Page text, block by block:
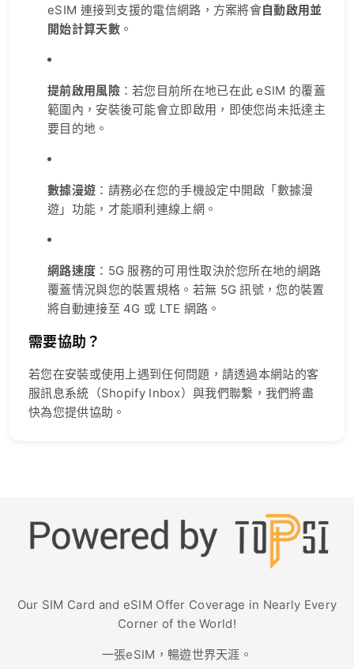
eSIM 連接到支援的電信網路，方案將會自動啟用並
開始計算天數。
提前啟用風險：若您目前所在地已在此 eSIM 的覆蓋
範圍內，安裝後可能會立即啟用，即使您尚未抵達主
要目的地。
數據漫遊 ：請務必在您的手機設定中開啟「數據漫
遊」功能，才能順利連線上網。
網路速度 ：5G 服務的可用性取決於您所在地的網路
覆蓋情況與您的裝置規格。若無 5G 訊號，您的裝置
將自動連接至 4G 或 LTE 網路。
需要協助？
若您在安裝或使用上遇到任何問題，請透過本網站的客
服訊息系統（Shopify Inbox）與我們聯繫，我們將盡
快為您提供協助。
Our SIM Card and eSIM Offer Coverage in Nearly Every
Corner of the World!
一張eSIM，暢遊世界天涯。